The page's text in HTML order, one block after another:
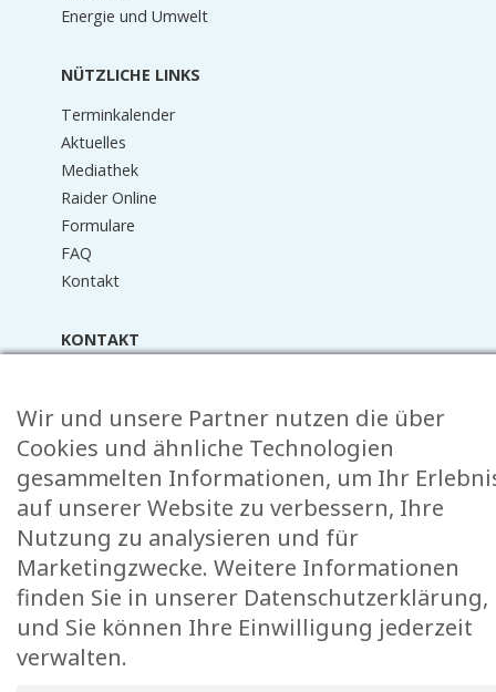
Energie und Umwelt
NÜTZLICHE LINKS
Terminkalender
Aktuelles
Mediathek
Raider Online
Formulare
FAQ
Kontakt
KONTAKT
38 00 19 1
info@garnich.lu
ImpressumAlle Rechte der Vervielfältigung und Verbreitung
vorbehalten © 2026 Garnich
Impressum
Wir und unsere Partner nutzen die über
Cookies und ähnliche Technologien
gesammelten Informationen, um Ihr
auf unserer Website zu verbessern, Ihre
Nutzung zu analysieren und für
Marketingzwecke. Weitere Informationen
finden Sie in unserer Datenschutzerklärung,
und Sie können Ihre Einwilligung jederzeit
verwalten.